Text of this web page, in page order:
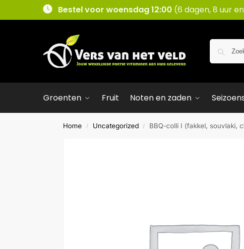
Bestel voor woensdag 12:00 (6 dagen, 8 uur
Groenten Fruit Noten en zaden
Home / Uncategorized / BBQ-colli I (fakkel, souvlaki,